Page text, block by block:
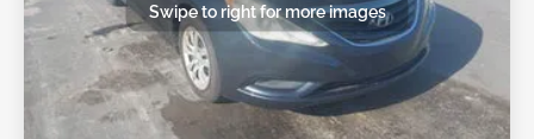
Swipe to right for more images